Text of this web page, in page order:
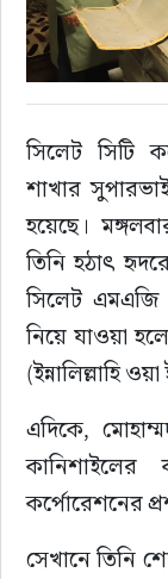
সিলেট সিটি
শাখার
হয়েছে।
তিনি হঠাৎ
সিলেট এমএজি
নিয়ে যাওয়া
(ইন্নালিল্লাহি
​এদিকে,
কর্পোরেশনের
​সেখানে তিনি